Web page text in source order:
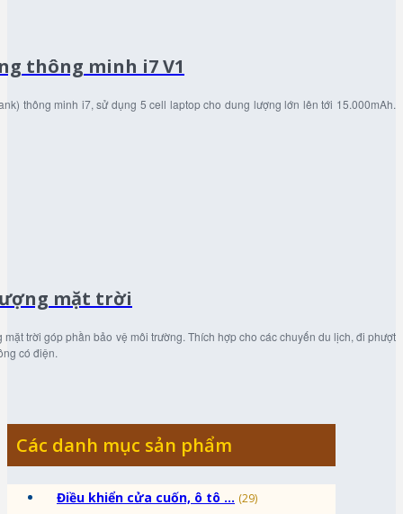
thông minh i7 V1
thông minh i7, sử dụng 5 cell laptop cho dung lượng lớn lên tới 15.000mAh.
mặt trời
trời góp phần bảo vệ môi trường. Thích hợp cho các chuyến du lịch, đi phượt
có điện.
Các danh mục sản phẩm
Điều khiển cửa cuốn, ô tô ... (29)